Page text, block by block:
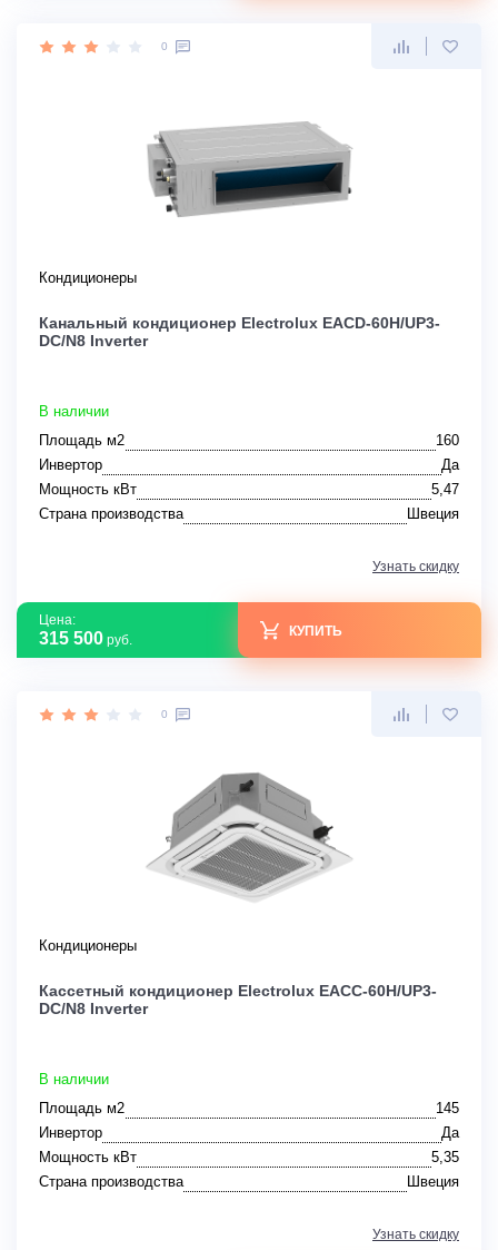
0
Кондиционеры
Канальный кондиционер Electrolux EACD-60H/UP3-
DC/N8 Inverter
В наличии
Площадь м2
160
Инвертор
Да
Мощность кВт
5,47
Страна производства
Швеция
Узнать скидку
Цена:
315 500 руб.
КУПИТЬ
0
Кондиционеры
Кассетный кондиционер Electrolux EACC-60H/UP3-
DC/N8 Inverter
В наличии
Площадь м2
145
Инвертор
Да
Мощность кВт
5,35
Страна производства
Швеция
Узнать скидку